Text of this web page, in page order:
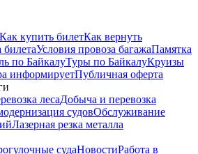
Как купить билетКак вернуть
билетаУсловия провоза багажаПамятка
по БайкалуТуры по БайкалуКруизы
информируетПубличная оферта
лесаДобыча и перевозка
судовОбслуживание
Лазерная резка металла
судаНовостиРабота в